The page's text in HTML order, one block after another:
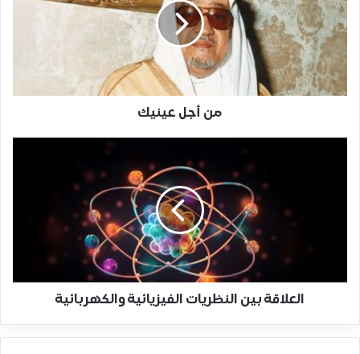
من أجل عينيك
العلاقة بين النظريات الفيزيائية والكهربائية